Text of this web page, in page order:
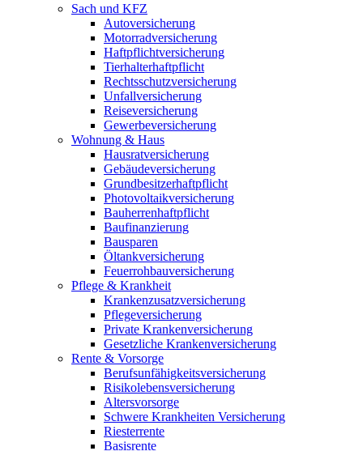
Sach und KFZ
Autoversicherung
Motorradversicherung
Haftpflichtversicherung
Tierhalterhaftpflicht
Rechtsschutzversicherung
Unfallversicherung
Reiseversicherung
Gewerbeversicherung
Wohnung & Haus
Hausratversicherung
Gebäudeversicherung
Grundbesitzerhaftpflicht
Photovoltaikversicherung
Bauherrenhaftpflicht
Baufinanzierung
Bausparen
Öltankversicherung
Feuerrohbauversicherung
Pflege & Krankheit
Krankenzusatzversicherung
Pflegeversicherung
Private Krankenversicherung
Gesetzliche Krankenversicherung
Rente & Vorsorge
Berufs­unfähigkeitsversicherung
Risikolebensversicherung
Altersvorsorge
Schwere Krankheiten Versicherung
Riesterrente
Basisrente